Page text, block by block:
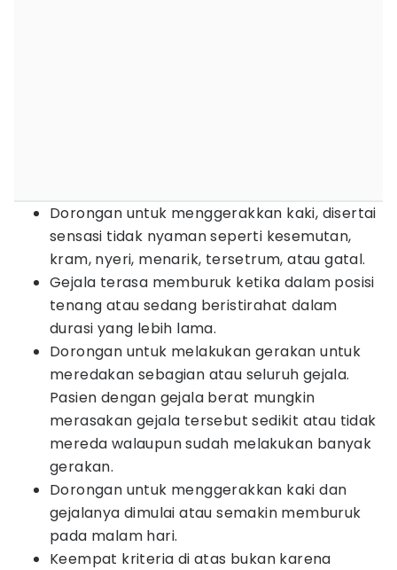
Dorongan untuk menggerakkan kaki, disertai
sensasi tidak nyaman seperti kesemutan,
kram, nyeri, menarik, tersetrum, atau gatal.
Gejala terasa memburuk ketika dalam posisi
tenang atau sedang beristirahat dalam
durasi yang lebih lama.
Dorongan untuk melakukan gerakan untuk
meredakan sebagian atau seluruh gejala.
Pasien dengan gejala berat mungkin
merasakan gejala tersebut sedikit atau tidak
mereda walaupun sudah melakukan banyak
gerakan.
Dorongan untuk menggerakkan kaki dan
gejalanya dimulai atau semakin memburuk
pada malam hari.
Keempat kriteria di atas bukan karena